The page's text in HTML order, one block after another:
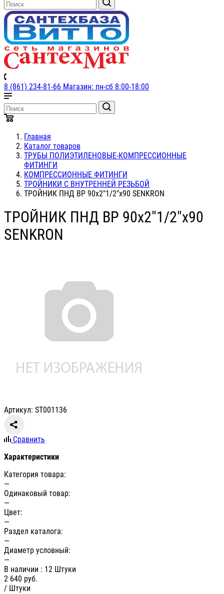
8 (861) 234-81-66 Магазин: пн-сб 8:00-18:00
Главная
Каталог товаров
ТРУБЫ ПОЛИЭТИЛЕНОВЫЕ-КОМПРЕССИОННЫЕ
ФИТИНГИ
КОМПРЕССИОННЫЕ ФИТИНГИ
ТРОЙНИКИ С ВНУТРЕННЕЙ РЕЗЬБОЙ
ТРОЙНИК ПНД ВР 90х2"1/2"х90 SENKRON
ТРОЙНИК ПНД ВР 90х2"1/2"х90
SENKRON
Артикул: ST001136
Сравнить
Характеристики
Категория товара:
—
Одинаковый товар:
—
Цвет:
—
Раздел каталога:
—
Диаметр условный:
—
В наличии : 12 Штуки
2 640 руб.
/ Штуки